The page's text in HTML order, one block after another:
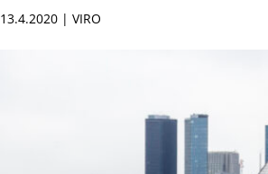
13.4.2020 | VIRO